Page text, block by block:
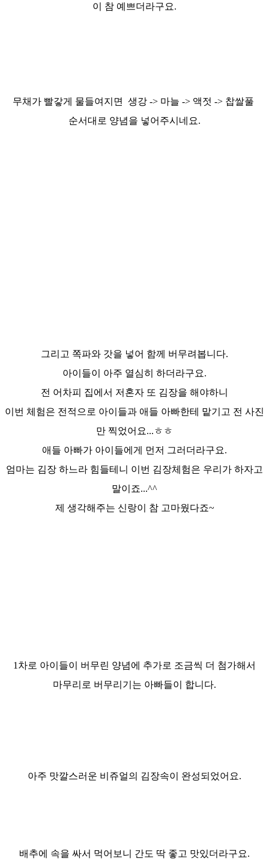
이 참 예쁘더라구요.
무채가 빨갛게 물들여지면 생강 -> 마늘 -> 액젓 -> 찹쌀풀
순서대로 양념을 넣어주시네요.
그리고 쪽파와 갓을 넣어 함께 버무려봅니다.
아이들이 아주 열심히 하더라구요.
전 어차피 집에서 저혼자 또 김장을 해야하니
이번 체험은 전적으로 아이들과 애들 아빠한테 맡기고 전 사진
만 찍었어요...ㅎㅎ
애들 아빠가 아이들에게 먼저 그러더라구요.
엄마는 김장 하느라 힘들테니 이번 김장체험은 우리가 하자고
말이죠...^^
제 생각해주는 신랑이 참 고마웠다죠~
1차로 아이들이 버무린 양념에 추가로 조금씩 더 첨가해서
마무리로 버무리기는 아빠들이 합니다.
아주 맛깔스러운 비쥬얼의 김장속이 완성되었어요.
배추에 속을 싸서 먹어보니 간도 딱 좋고 맛있더라구요.